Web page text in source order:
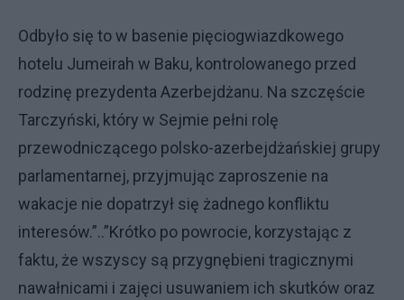
Odbyło się to w basenie pięciogwiazdkowego
hotelu Jumeirah w Baku, kontrolowanego przed
rodzinę prezydenta Azerbejdżanu. Na szczęście
Tarczyński, który w Sejmie pełni rolę
przewodniczącego polsko-azerbejdżańskiej grupy
parlamentarnej, przyjmując zaproszenie na
wakacje nie dopatrzył się żadnego konfliktu
interesów.”..”Krótko po powrocie, korzystając z
faktu, że wszyscy są przygnębieni tragicznymi
nawałnicami i zajęci usuwaniem ich skutków oraz